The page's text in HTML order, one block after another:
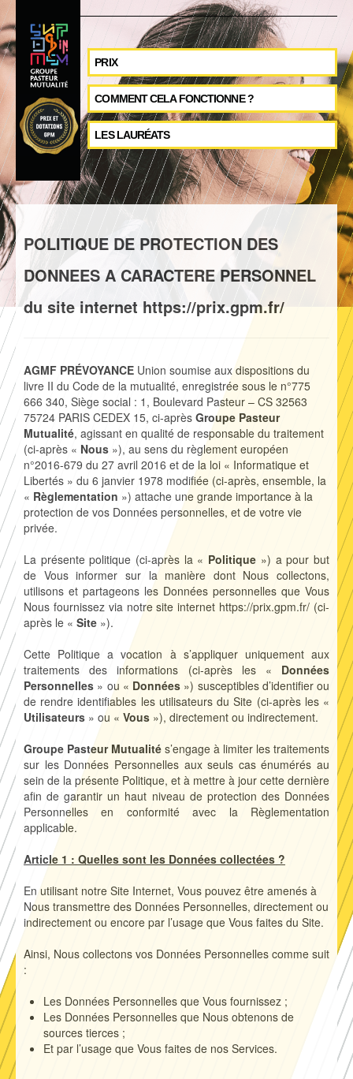
PRIX
COMMENT CELA FONCTIONNE ?
LES LAURÉATS
POLITIQUE DE PROTECTION DES
DONNEES A CARACTERE PERSONNEL
du site internet https://prix.gpm.fr/
AGMF PRÉVOYANCE Union soumise aux dispositions du
livre II du Code de la mutualité, enregistrée sous le n°775
666 340, Siège social : 1, Boulevard Pasteur – CS 32563
75724 PARIS CEDEX 15, ci-après Groupe Pasteur
Mutualité, agissant en qualité de responsable du traitement
(ci-après « Nous »), au sens du règlement européen
n°2016-679 du 27 avril 2016 et de la loi « Informatique et
Libertés » du 6 janvier 1978 modifiée (ci-après, ensemble, la
« Règlementation ») attache une grande importance à la
protection de vos Données personnelles, et de votre vie
privée.
La présente politique (ci-après la « Politique ») a pour but
de Vous informer sur la manière dont Nous collectons,
utilisons et partageons les Données personnelles que Vous
Nous fournissez via notre site internet https://prix.gpm.fr/ (ci-
après le « Site »).
Cette Politique a vocation à s’appliquer uniquement aux
traitements des informations (ci-après les « Données
Personnelles » ou « Données ») susceptibles d’identifier ou
de rendre identifiables les utilisateurs du Site (ci-après les «
Utilisateurs » ou « Vous »), directement ou indirectement.
Groupe Pasteur Mutualité s’engage à limiter les traitements
sur les Données Personnelles aux seuls cas énumérés au
sein de la présente Politique, et à mettre à jour cette dernière
afin de garantir un haut niveau de protection des Données
Personnelles en conformité avec la Règlementation
applicable.
Article 1 : Quelles sont les Données collectées ?
En utilisant notre Site Internet, Vous pouvez être amenés à
Nous transmettre des Données Personnelles, directement ou
indirectement ou encore par l’usage que Vous faites du Site.
Ainsi, Nous collectons vos Données Personnelles comme suit
:
Les Données Personnelles que Vous fournissez ;
Les Données Personnelles que Nous obtenons de
sources tierces ;
Et par l’usage que Vous faites de nos Services.